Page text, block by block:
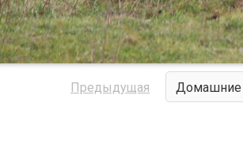
Предыдущая Домашние